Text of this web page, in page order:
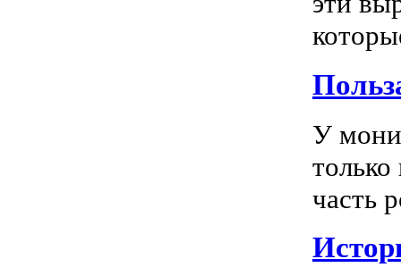
У
часть